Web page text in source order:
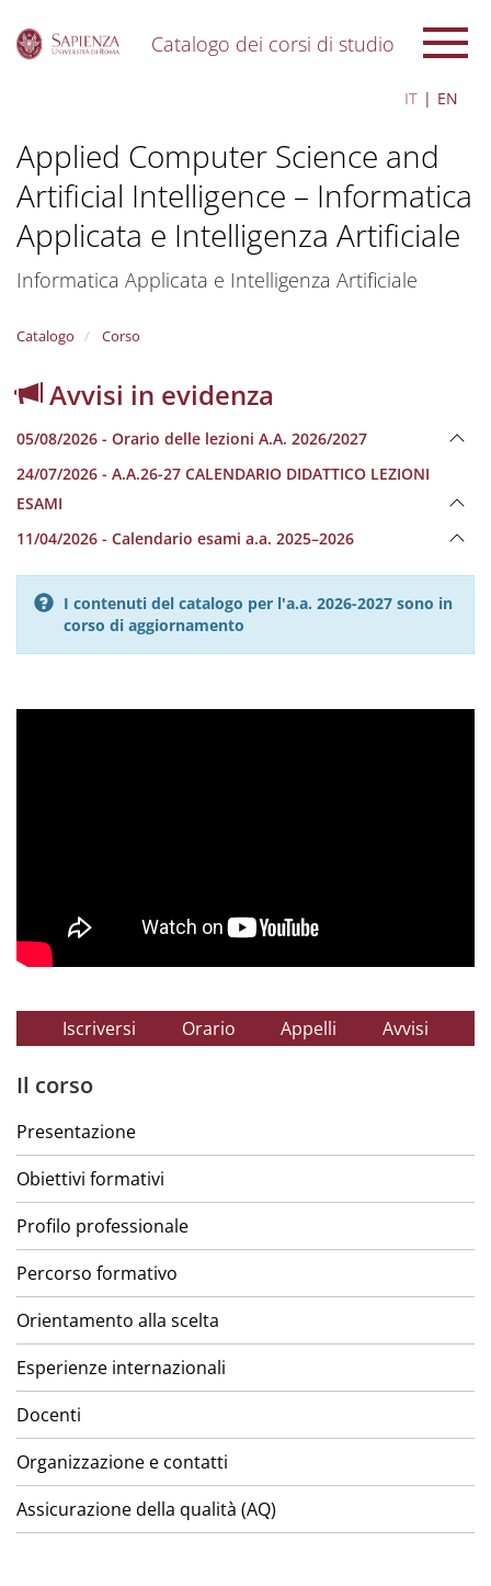
Catalogo dei corsi di studio
IT EN
Applied Computer Science and
Artificial Intelligence – Informatica
Applicata e Intelligenza Artificiale
Informatica Applicata e Intelligenza Artificiale
Catalogo Corso
Avvisi in evidenza
05/08/2026 - Orario delle lezioni A.A. 2026/2027
24/07/2026 - A.A.26-27 CALENDARIO DIDATTICO LEZIONI
ESAMI
11/04/2026 - Calendario esami a.a. 2025–2026
I contenuti del catalogo per l'a.a. 2026-2027 sono in
corso di aggiornamento
Iscriversi Orario Appelli Avvisi
Il corso
Presentazione
Obiettivi formativi
Profilo professionale
Percorso formativo
Orientamento alla scelta
Esperienze internazionali
Docenti
Organizzazione e contatti
Assicurazione della qualità (AQ)